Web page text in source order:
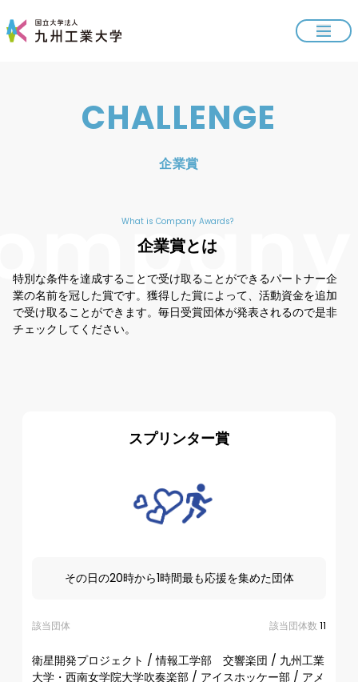
CHALLENGE
企業賞
What is Company Awards?
企業賞とは
特別な条件を達成することで受け取ることができるパートナー企
業の名前を冠した賞です。獲得した賞によって、活動資金を追加
で受け取ることができます。毎日受賞団体が発表されるので是非
チェックしてください。
スプリンター賞
その日の20時から1時間最も応援を集めた団体
該当団体 該当団体数 11
衛星開発プロジェクト / 情報工学部 交響楽団 / 九州工業
大学・西南女学院大学吹奏楽部 / アイスホッケー部 / アメ